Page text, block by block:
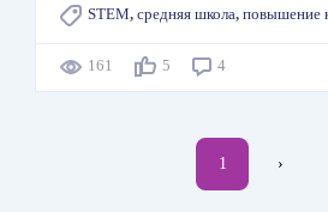
STEM, средняя школа, повышение
161 5 4
Текущая
1 ›